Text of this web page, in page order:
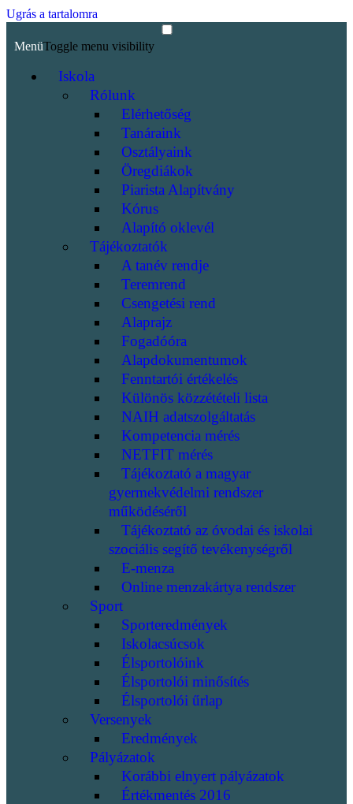
Ugrás a tartalomra
MenüToggle menu visibility
Iskola
Rólunk
Elérhetőség
Tanáraink
Osztályaink
Öregdiákok
Piarista Alapítvány
Kórus
Alapító oklevél
Tájékoztatók
A tanév rendje
Teremrend
Csengetési rend
Alaprajz
Fogadóóra
Alapdokumentumok
Fenntartói értékelés
Különös közzétételi lista
NAIH adatszolgáltatás
Kompetencia mérés
NETFIT mérés
Tájékoztató a magyar
gyermekvédelmi rendszer
működéséről
Tájékoztató az óvodai és iskolai
szociális segítő tevékenységről
E-menza
Online menzakártya rendszer
Sport
Sporteredmények
Iskolacsúcsok
Élsportolóink
Élsportolói minősítés
Élsportolói űrlap
Versenyek
Eredmények
Pályázatok
Korábbi elnyert pályázatok
Értékmentés 2016